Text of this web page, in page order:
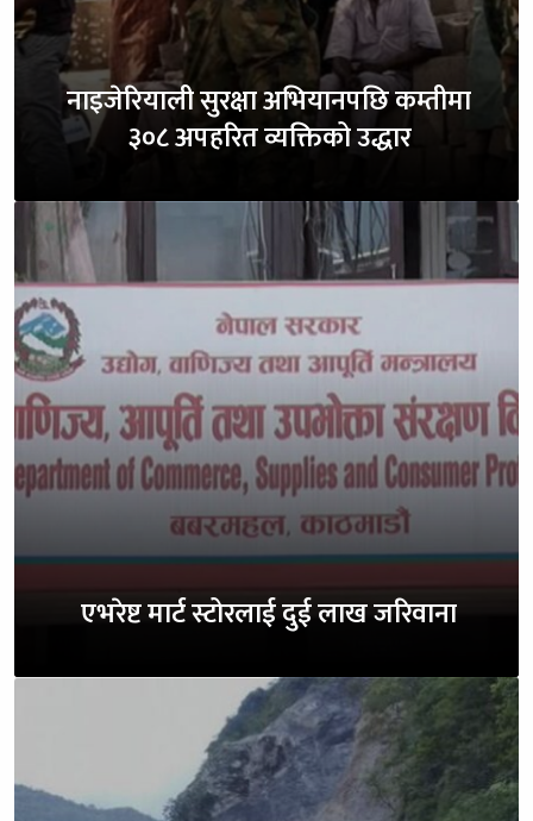
नाइजेरियाली सुरक्षा अभियानपछि कम्तीमा
३०८ अपहरित व्यक्तिको उद्धार
एभरेष्ट मार्ट स्टोरलाई दुई लाख जरिवाना